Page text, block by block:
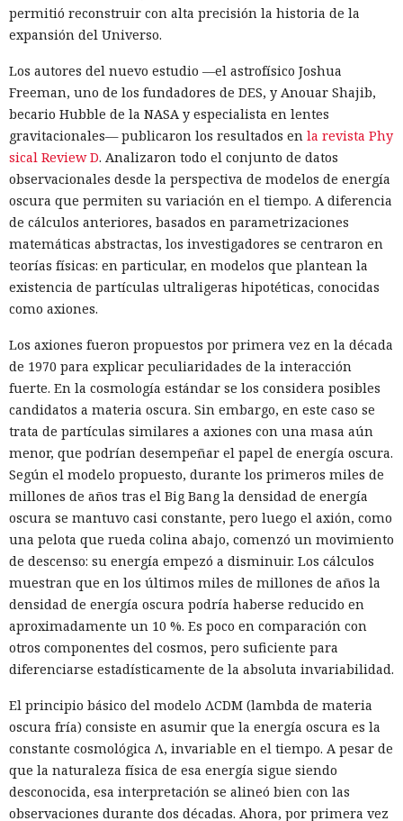
permitió reconstruir con alta precisión la historia de la
expansión del Universo.
Los autores del nuevo estudio —el astrofísico Joshua
Freeman, uno de los fundadores de DES, y Anouar Shajib,
becario Hubble de la NASA y especialista en lentes
gravitacionales— publicaron los resultados en la revista Phy
sical Review D. Analizaron todo el conjunto de datos
observacionales desde la perspectiva de modelos de energía
oscura que permiten su variación en el tiempo. A diferencia
de cálculos anteriores, basados en parametrizaciones
matemáticas abstractas, los investigadores se centraron en
teorías físicas: en particular, en modelos que plantean la
existencia de partículas ultraligeras hipotéticas, conocidas
como axiones.
Los axiones fueron propuestos por primera vez en la década
de 1970 para explicar peculiaridades de la interacción
fuerte. En la cosmología estándar se los considera posibles
candidatos a materia oscura. Sin embargo, en este caso se
trata de partículas similares a axiones con una masa aún
menor, que podrían desempeñar el papel de energía oscura.
Según el modelo propuesto, durante los primeros miles de
millones de años tras el Big Bang la densidad de energía
oscura se mantuvo casi constante, pero luego el axión, como
una pelota que rueda colina abajo, comenzó un movimiento
de descenso: su energía empezó a disminuir. Los cálculos
muestran que en los últimos miles de millones de años la
densidad de energía oscura podría haberse reducido en
aproximadamente un 10 %. Es poco en comparación con
otros componentes del cosmos, pero suficiente para
diferenciarse estadísticamente de la absoluta invariabilidad.
El principio básico del modelo ΛCDM (lambda de materia
oscura fría) consiste en asumir que la energía oscura es la
constante cosmológica Λ, invariable en el tiempo. A pesar de
que la naturaleza física de esa energía sigue siendo
desconocida, esa interpretación se alineó bien con las
observaciones durante dos décadas. Ahora, por primera vez